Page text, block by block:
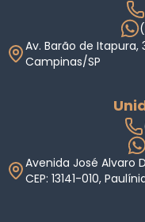
Av. Barão de Itapura,
Campinas/SP
Avenida José Alvaro
CEP: 13141-010,